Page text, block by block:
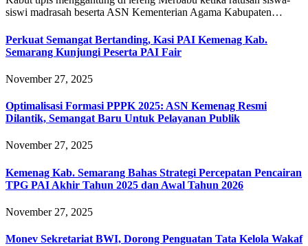
siswi madrasah beserta ASN Kementerian Agama Kabupaten…
Perkuat Semangat Bertanding, Kasi PAI Kemenag Kab.
Semarang Kunjungi Peserta PAI Fair
November 27, 2025
Optimalisasi Formasi PPPK 2025: ASN Kemenag Resmi
Dilantik, Semangat Baru Untuk Pelayanan Publik
November 27, 2025
Kemenag Kab. Semarang Bahas Strategi Percepatan Pencairan
TPG PAI Akhir Tahun 2025 dan Awal Tahun 2026
November 27, 2025
Monev Sekretariat BWI, Dorong Penguatan Tata Kelola Wakaf